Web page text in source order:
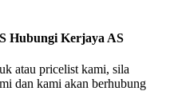
Hubungi Kerjaya AS
atau pricelist kami, sila
dan kami akan berhubung